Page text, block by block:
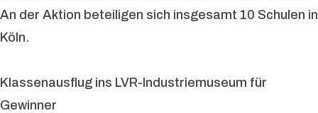
An der Aktion beteiligen sich insgesamt 10 Schulen in
Köln.
Klassenausflug ins LVR-Industriemuseum für
Gewinner